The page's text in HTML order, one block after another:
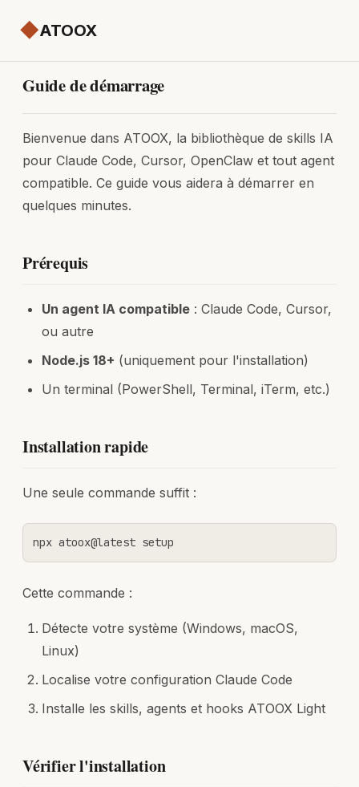
◆ATOOX
Guide de démarrage
Bienvenue dans ATOOX, la bibliothèque de skills IA
pour Claude Code, Cursor, OpenClaw et tout agent
compatible. Ce guide vous aidera à démarrer en
quelques minutes.
Prérequis
Un agent IA compatible : Claude Code, Cursor,
ou autre
Node.js 18+ (uniquement pour l'installation)
Un terminal (PowerShell, Terminal, iTerm, etc.)
Installation rapide
Une seule commande suffit :
npx atoox@latest setup
Cette commande :
Détecte votre système (Windows, macOS,
Linux)
Localise votre configuration Claude Code
Installe les skills, agents et hooks ATOOX Light
Vérifier l'installation